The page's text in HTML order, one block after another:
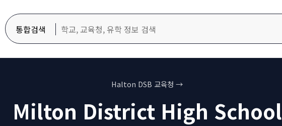
통합검색
Halton DSB 교육청 →
Milton District High School